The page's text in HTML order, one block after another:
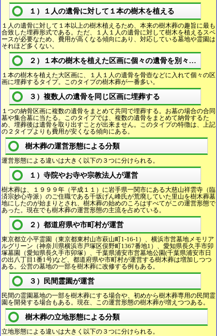
１）１人の遺骨に対して１本の樹木を植える
１人の遺骨に対して１本以上の樹木植えるため、本来の樹木葬の趣旨に最も
合致した埋葬形式である。ただ、１人１人の遺骨に対して樹木を植えるスペ
ースが必要なため、費用が高くなる傾向にあり、対応している墓地や霊園は
それほど多くない。
２）１本の樹木を植えた区画に個々の遺骨を別々に埋葬
１本の樹木を植えた大区画に、１人１人の遺骨を骨壺などに入れて個々の区
画に埋葬するタイプ。このタイプの樹木葬が一番多い。
３）複数人の遺骨を同じ区画に埋葬する
１つの納骨区画に複数の遺骨をまとめて共同で埋葬する。お墓の場合の合同
墓や集合墓に当たる。このタイプでは、複数の遺骨をまとめて納骨するた
め、埋葬後は遺骨を取り出すことが出来ません。このタイプの特徴は、上記
の２タイプよりも費用が安くなる傾向にある。
樹木葬の運営形態による分類
運営形態による違いは大きく以下の３つに分けられる。
１）寺院やお寺や宗教法人が運営
樹木葬は、１９９９年（平成１１）に岩手県一関市にある大慈山祥雲寺（臨
済宗妙心寺派）のご住職である千坂げん峰氏が荒廃していた里山を樹木葬墓
地にしたのが始まりとされ、樹木葬の始めのころはすべてがこの運営形態で
あった。現在でも樹木葬の運営形態の主流を占めている。
２）都道府県や市町村が運営
東京都立小平霊園（東京都東村山市萩山町1-16-1）、横浜市営墓地メモリア
ルグリーン（神奈川県横浜市戸塚区俣野町1367番地1）、愛知県長久手市卯
塚墓園（愛知県長久手市卯塚）、千葉県浦安市営墓地公園(千葉県浦安市日
の出八丁目1番1号)など、都道府県や市町村が運営する樹木葬は増加しつつ
ある。公営の墓地の一部を樹木葬に改修する例もある。
３）民間霊園が運営
民間の霊園墓地の一部を樹木葬にする場合や、初めから樹木葬専用の民間霊
園を開発する場合もある。現在、この運営形態の樹木葬が増えつつある。
樹木葬の立地形態による分類
立地形態による違いは大きく以下の３つに分けられる。